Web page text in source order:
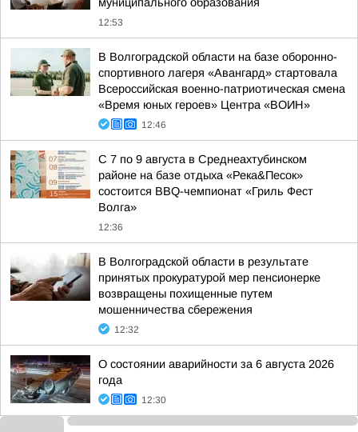
12:53
В Волгоградской области на базе оборонно-
спортивного лагеря «Авангард» стартовала
Всероссийская военно-патриотическая смена
«Время юных героев» Центра «ВОИН»
12:46
С 7 по 9 августа в Среднеахтубинском
районе на базе отдыха «Река&Песок»
состоится BBQ-чемпионат «Гриль Фест
Волга»
12:36
В Волгоградской области в результате
принятых прокуратурой мер пенсионерке
возвращены похищенные путем
мошенничества сбережения
12:32
О состоянии аварийности за 6 августа 2026
года
12:30